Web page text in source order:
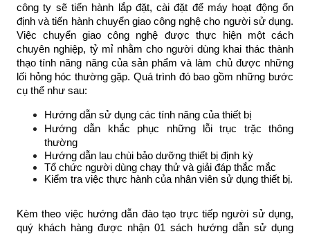
công ty sẽ tiến hành lắp đặt, cài đặt để máy hoạt động ổn
định và tiến hành chuyển giao công nghệ cho người sử dụng.
Việc chuyển giao công nghệ được thực hiện một cách
chuyên nghiệp, tỷ mỉ nhằm cho người dùng khai thác thành
thạo tính năng năng của sản phẩm và làm chủ được những
lối hỏng hóc thường gặp. Quá trình đó bao gồm những bước
cụ thể như sau:
Hướng dẫn sử dụng các tính năng của thiết bị
Hướng dẫn khắc phục những lỗi trục trặc thông
thường
Hướng dẫn lau chùi bảo dưỡng thiết bị định kỳ
Tổ chức người dùng chạy thử và giải đáp thắc mắc
Kiểm tra việc thực hành của nhân viên sử dụng thiết bị.
Kèm theo việc hướng dẫn đào tạo trực tiếp người sử dụng,
quý khách hàng được nhận 01 sách hướng dẫn sử dụng